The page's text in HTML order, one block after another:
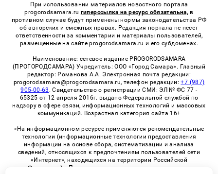
При использовании материалов новостного портала
progorodsamara.ru гиперссылка на ресурс обязательна, в
противном случае будут применены нормы законодательства РФ
об авторских и смежных правах. Редакция портала не несет
ответственности за комментарии и материалы пользователей,
размещенные на сайте progorodsamara.ru и его субдоменах.
Наименование: сетевое издание PROGORODSAMARA
(ПРОГОРОДСАМАРА) Учредитель: ООО «Город Самара». Главный
редактор: Романова А.А. Электронная почта редакции:
progorodsamara@progorodsamara.ru, телефон редакции:+7 (987)
905-00-63 . Свидетельство о регистрации СМИ: ЭЛ № ФС 77 -
65325 от 12 апреля 2016г. выдано Федеральной службой по
надзору в сфере связи, информационных технологий и массовых
коммуникаций. Возрастная категория сайта 16+
«На информационном ресурсе применяются рекомендательные
технологии (информационные технологии предоставления
информации на основе сбора, систематизации и анализа
сведений, относящихся к предпочтениям пользователей сети
«Интернет», находящихся на территории Российской
Федерации)». Правила применения рекомендательных